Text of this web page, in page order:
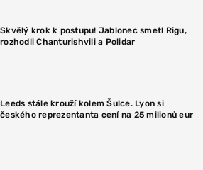
Skvělý krok k postupu! Jablonec smetl Rigu,
rozhodli Chanturishvili a Polidar
Leeds stále krouží kolem Šulce. Lyon si
českého reprezentanta cení na 25 milionů eur